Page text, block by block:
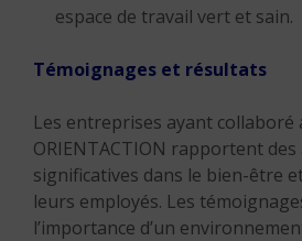
espace de travail vert et sain.
Témoignages et résultats
Les entreprises ayant collaboré
ORIENTACTION rapportent
significatives dans le bien-être
leurs employés. Les
l’importance d’un